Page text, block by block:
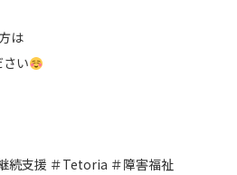
は
い
続支援 ＃Tetoria ＃障害福祉